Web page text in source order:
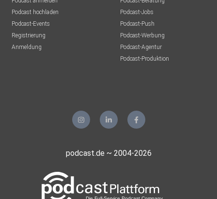
Podcast hochladen
Podcast-Events
Registrierung
Anmeldung
Podcast-Jobs
Podcast-Push
Podcast-Werbung
Podcast-Agentur
Podcast-Produktion
podcast.de ~ 2004-2026